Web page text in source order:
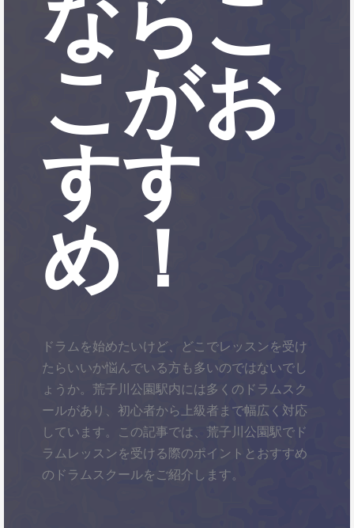
ならこ
こがお
すす
め！
ドラムを始めたいけど、どこでレッスンを受け
たらいいか悩んでいる方も多いのではないでし
ょうか。荒子川公園駅内には多くのドラムスク
ールがあり、初心者から上級者まで幅広く対応
しています。この記事では、荒子川公園駅でド
ラムレッスンを受ける際のポイントとおすすめ
のドラムスクールをご紹介します。